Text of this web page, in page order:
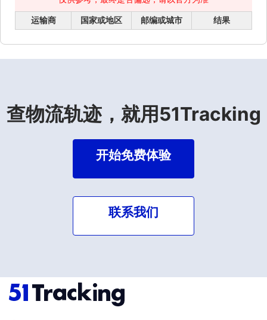
运输商 国家或地区 邮编或城市 结果
查物流轨迹，就用51Tracking
开始免费体验
联系我们